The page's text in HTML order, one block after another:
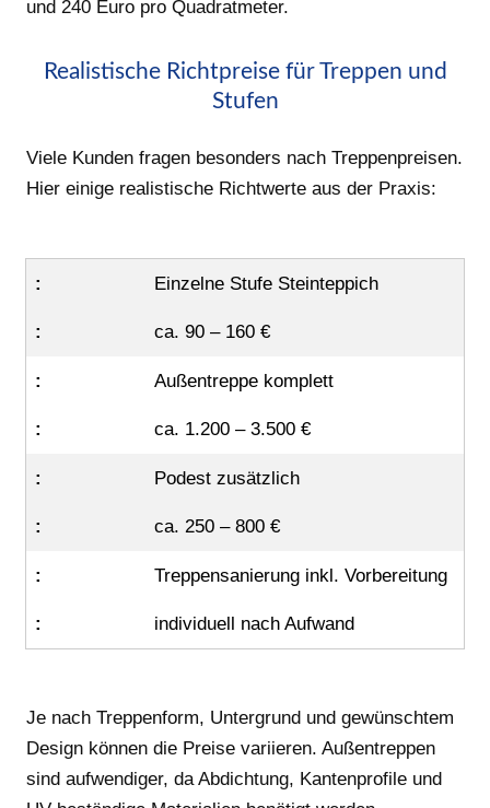
und 240 Euro pro Quadratmeter.
Realistische Richtpreise für Treppen und
Stufen
Viele Kunden fragen besonders nach Treppenpreisen.
Hier einige realistische Richtwerte aus der Praxis:
Einzelne Stufe Steinteppich
ca. 90 – 160 €
Außentreppe komplett
ca. 1.200 – 3.500 €
Podest zusätzlich
ca. 250 – 800 €
Treppensanierung inkl. Vorbereitung
individuell nach Aufwand
Je nach Treppenform, Untergrund und gewünschtem
Design können die Preise variieren. Außentreppen
sind aufwendiger, da Abdichtung, Kantenprofile und